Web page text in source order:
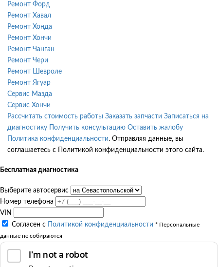
Ремонт Форд
Ремонт Хавал
Ремонт Хонда
Ремонт Хончи
Ремонт Чанган
Ремонт Чери
Ремонт Шевроле
Ремонт Ягуар
Сервис Мазда
Сервис Хончи
Рассчитать стоимость работы Заказать запчасти Записаться на
диагностику
Получить консультацию Оставить жалобу
Политика конфиденциальности. Отправляя данные, вы
соглашаетесь с Политикой конфиденциальности этого сайта.
Бесплатная диагностика
Выберите автосервис
Номер телефона
VIN
Согласен с
Политикой конфиденциальности * Персональные
данные не собираются